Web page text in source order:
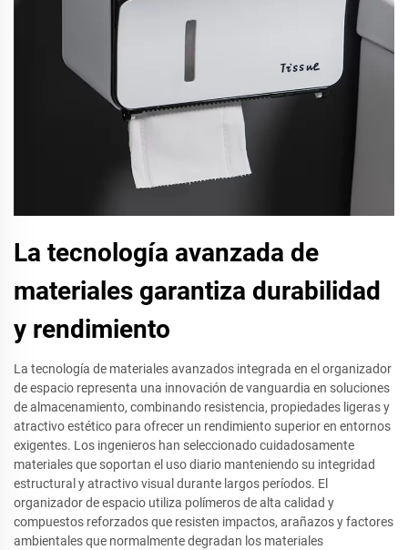
La tecnología avanzada de
materiales garantiza durabilidad
y rendimiento
La tecnología de materiales avanzados integrada en el organizador
de espacio representa una innovación de vanguardia en soluciones
de almacenamiento, combinando resistencia, propiedades ligeras y
atractivo estético para ofrecer un rendimiento superior en entornos
exigentes. Los ingenieros han seleccionado cuidadosamente
materiales que soportan el uso diario manteniendo su integridad
estructural y atractivo visual durante largos períodos. El
organizador de espacio utiliza polímeros de alta calidad y
compuestos reforzados que resisten impactos, arañazos y factores
ambientales que normalmente degradan los materiales